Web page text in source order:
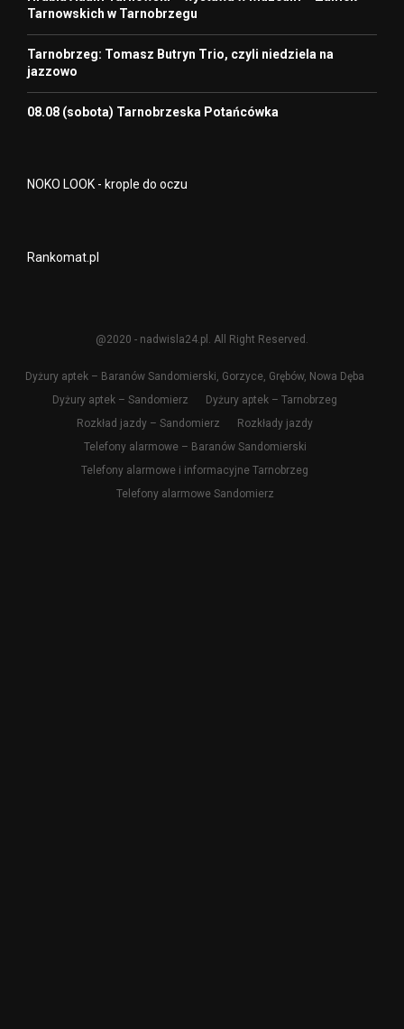
Tarnowskich w Tarnobrzegu
Tarnobrzeg: Tomasz Butryn Trio, czyli niedziela na
jazzowo
08.08 (sobota) Tarnobrzeska Potańcówka
NOKO LOOK - krople do oczu
Rankomat.pl
@2020 - nadwisla24.pl. All Right Reserved.
Dyżury aptek – Baranów Sandomierski, Gorzyce, Grębów, Nowa Dęba
Dyżury aptek – Sandomierz
Dyżury aptek – Tarnobrzeg
Rozkład jazdy – Sandomierz
Rozkłady jazdy
Telefony alarmowe – Baranów Sandomierski
Telefony alarmowe i informacyjne Tarnobrzeg
Telefony alarmowe Sandomierz